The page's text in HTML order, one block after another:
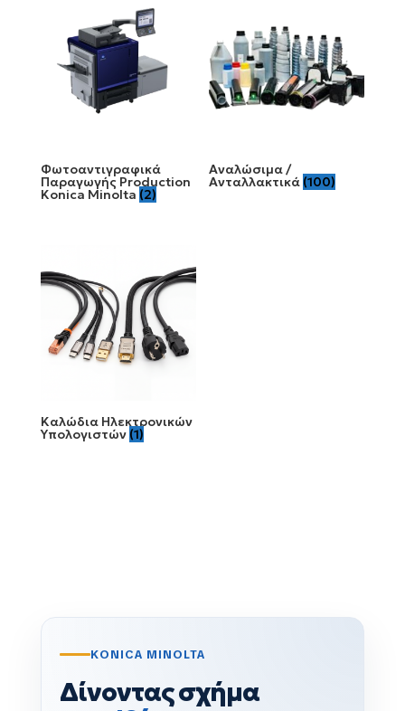
Φωτοαντιγραφικά
Παραγωγής Production
Konica Minolta (2)
Αναλώσιμα /
Ανταλλακτικά (100)
Καλώδια Ηλεκτρονικών
Υπολογιστών (1)
KONICA MINOLTA
Δίνοντας σχήμα